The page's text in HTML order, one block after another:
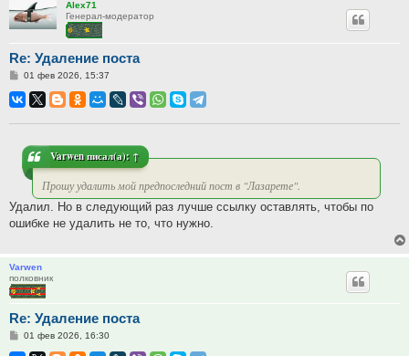
Alex71
Генерал-модератор
Re: Удаление поста
Сообщение
01 фев 2026, 15:37
Varwenписал(а): ↑
Прошу удалить мой предпоследний пост в "Лазарете".
Удалил. Но в следующий раз лучше ссылку оставлять, чтобы по
ошибке не удалить не то, что нужно.
Varwen
полковник
Re: Удаление поста
Сообщение
01 фев 2026, 16:30